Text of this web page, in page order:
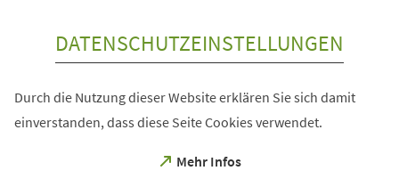
DATENSCHUTZEINSTELLUNGEN
Durch die Nutzung dieser Website erklären Sie sich damit
einverstanden, dass diese Seite Cookies verwendet.
Mehr Infos
(Öffnet